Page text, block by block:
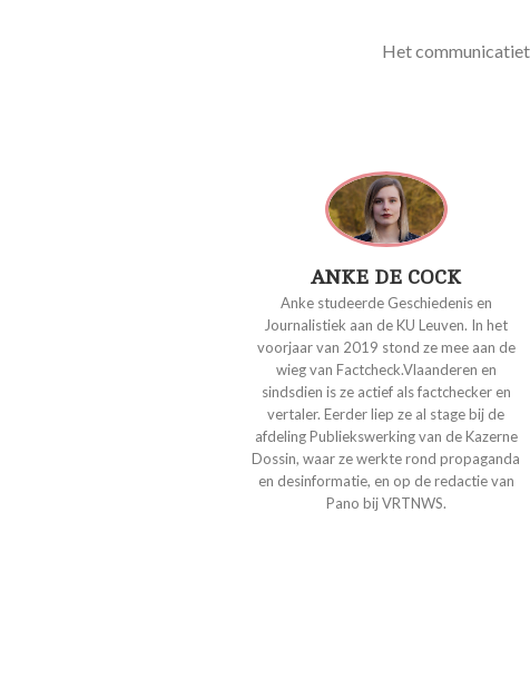
Het
ANKE DE COCK
Anke studeerde Geschiedenis en
Journalistiek aan de KU Leuven. In het
voorjaar van 2019 stond ze mee aan de
wieg van Factcheck.Vlaanderen en
sindsdien is ze actief als factchecker en
vertaler. Eerder liep ze al stage bij de
afdeling Publiekswerking van de Kazerne
Dossin, waar ze werkte rond propaganda
en desinformatie, en op de redactie van
Pano bij VRTNWS.